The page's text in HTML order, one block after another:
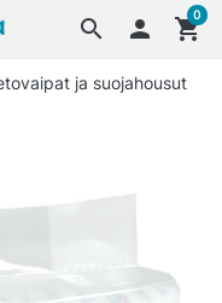
search  shopping_cart
0
ja suojahousut